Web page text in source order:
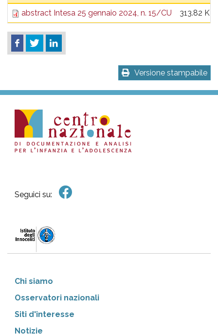
abstract Intesa 25 gennaio 2024, n. 15/CU 313.82 KB
Versione stampabile
Seguici su:
Chi siamo
Osservatori nazionali
Siti d'interesse
Notizie